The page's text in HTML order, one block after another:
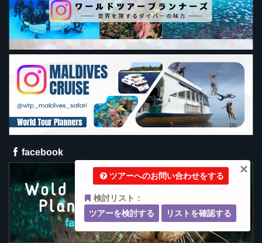
facebook
×
ツアーへのお問い合わせをする
検討リスト：
ツアーを検討する
リストを確認する